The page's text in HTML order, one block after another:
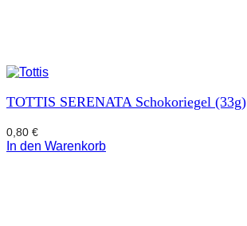
TOTTIS SERENATA Schokoriegel (33g)
0,80 €
In den Warenkorb